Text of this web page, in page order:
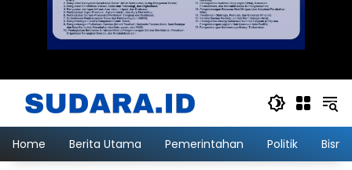
Home Berita Utama Pemerintahan Politik